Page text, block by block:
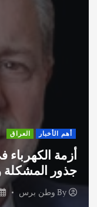
أهم الأخبار ثقافة
اختتام ورشة
الاماراتية
وطن برس